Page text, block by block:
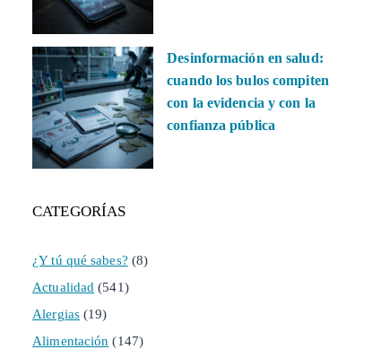
Desinformación en salud:
cuando los bulos compiten
con la evidencia y con la
confianza pública
CATEGORÍAS
¿Y tú qué sabes? (8)
Actualidad (541)
Alergias(19)
Alimentación (147)